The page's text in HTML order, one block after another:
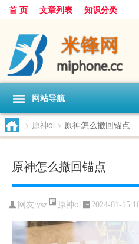
首 页 文章列表 知识分类
网站导航
> 原神ol > 原神怎么撤回锚点
原神怎么撤回锚点
网友:ysz 原神ol 2024-01-15